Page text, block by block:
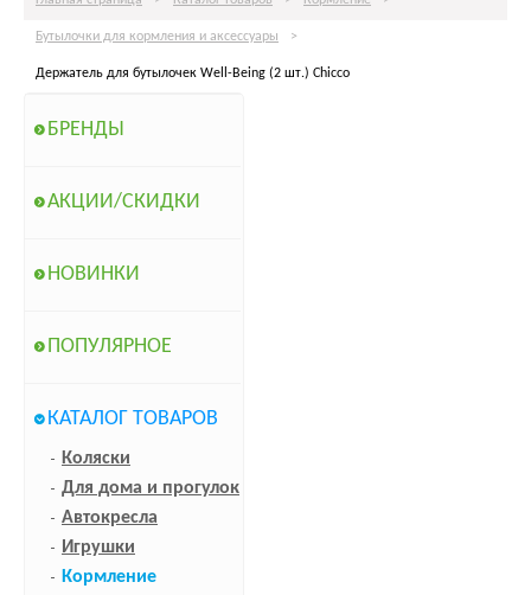
Бутылочки для кормления и аксессуары >
Держатель для бутылочек Well-Being (2 шт.) Chicco
БРЕНДЫ
АКЦИИ/СКИДКИ
НОВИНКИ
ПОПУЛЯРНОЕ
КАТАЛОГ ТОВАРОВ
Коляски
Для дома и прогулок
Автокресла
Игрушки
Кормление